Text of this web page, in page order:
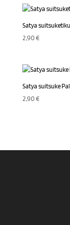
14,90 €.
Satya
2,90€
Satya suitsuke
2,90€